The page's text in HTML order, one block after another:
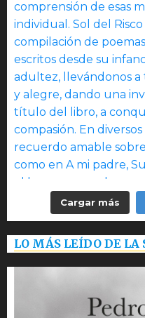
Cargar más
LO MÁS LEÍDO DE LA